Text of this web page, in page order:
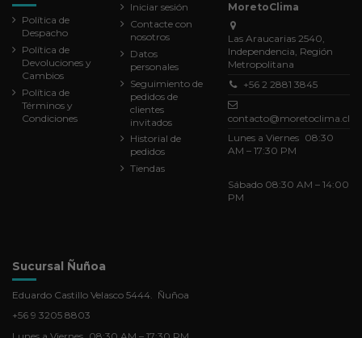
Política de
Despacho
Política de
Devoluciones y
Cambios
Política de
Términos y
Condiciones
Iniciar sesión
Contacte con
nosotros
Datos
personales
Seguimiento de
pedidos de
clientes
invitados
Historial de
pedidos
Tiendas
MoretoClima
Las Araucarias 2540,
Independencia, Región
Metropolitana
+56 2 2881 3845
contacto@moretoclima.cl
Lunes a Viernes 08:30
AM – 17:30 PM
Sábado 08:30 AM – 14:00
PM
Sucursal Ñuñoa
Eduardo Castillo Velasco 5444. Ñuñoa
+56 9 3205 8803